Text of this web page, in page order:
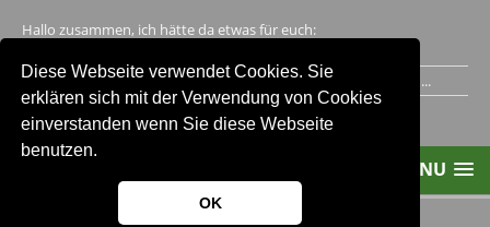
Diese Webseite verwendet Cookies. Sie
erklären sich mit der Verwendung von Cookies
einverstanden wenn Sie diese Webseite
benutzen.
OK
Hallo zusammen, ich hätte da etwas für euch:
Ich habe ein Jahr im Gasthaus Hugo Pape verbracht..Habe ihn...
Unser Gästebuch besuchen
MENU